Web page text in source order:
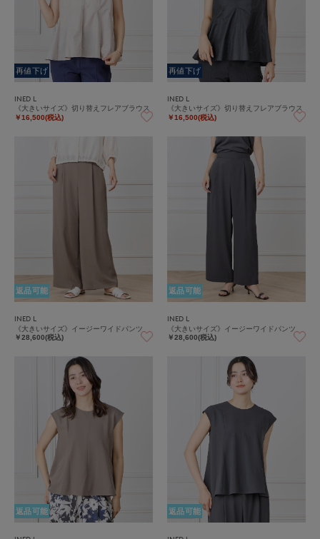
再値下げ
INED L
《大きいサイズ》切り替えフレアブラウス
￥16,500(税込)
再値下げ
INED L
《大きいサイズ》切り替えフレアブラウス
￥16,500(税込)
返品可能
INED L
《大きいサイズ》イージーワイドパンツ
￥28,600(税込)
返品可能
INED L
《大きいサイズ》イージーワイドパンツ
￥28,600(税込)
返品可能 返品可能